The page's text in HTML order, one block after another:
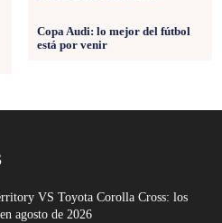
Copa Audi: lo mejor del fútbol
está por venir
VS Toyota Corolla Cross: los
agosto de 2026